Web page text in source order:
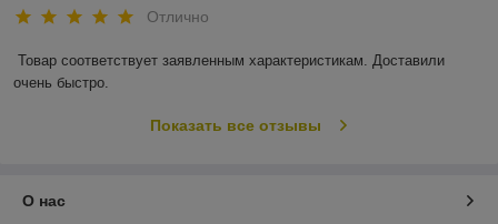
Отлично
Товар соответствует заявленным характеристикам. Доставили
очень быстро.
Показать все отзывы
О нас